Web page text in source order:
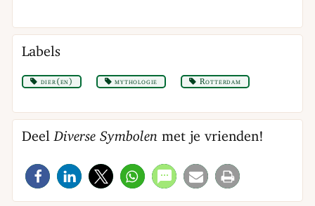
Labels
dier(en) mythologie Rotterdam
DeelDiverse Symbolen met je vrienden!